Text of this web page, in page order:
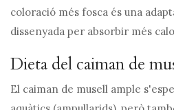
coloració més fosca és una
dissenyada per absorbir més
Dieta del caiman de
El caiman de musell ample